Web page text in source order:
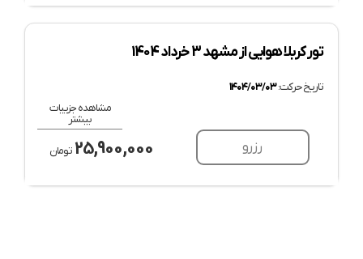
تور کربلا هوایی از مشهد 3 خرداد 1404
تاریخ حرکت:۱۴۰۴/۰۳/۰۳
25,900,000تومان رزرو
مشاهده جزییات
بیشتر